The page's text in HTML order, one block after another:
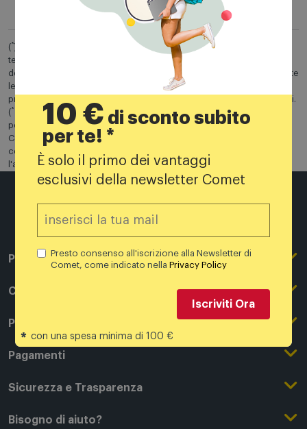
( *) La stima della permuta del tuo dispositivo si basa sul questionario da
te compilato riguardo lo stato del dispositivo, con la consapevolezza
della veridicità di quanto indicato. Per poter ottenere la valutazione, tutte
le risposte devono essere affermative. Comet ti informa che la stima è
provvisoria e sarà confermata solo dopo verifica da parte di TrovaUsati.
( **
) Con l’acquisto online pagherai il prezzo intero e il valore della
permuta ti sarà rimborsato tramite bonifico a valutazione confermata.
Con l'acquisto in negozio al momento del ritiro e a seguito di verifica e
conferma della valutazione sarà generato un buono utilizzabile per
l'acquisto.
Per conoscerci meglio
Comet Magazine
Comprare online
Acquista Online
Promozioni
Outlet
Pagamenti
Modalità di pagamento
Finanziamenti online
Sicurezza e Trasparenza
Condizioni generali di vendita
Bisogno di aiuto?
10 € di sconto subito
per te! *
È solo il primo dei vantaggi
esclusivi della newsletter Comet
Presto consenso all'iscrizione alla Newsletter di
Comet, come indicato nellaPrivacy Policy
Iscriviti Ora
* con una spesa minima di 100 €